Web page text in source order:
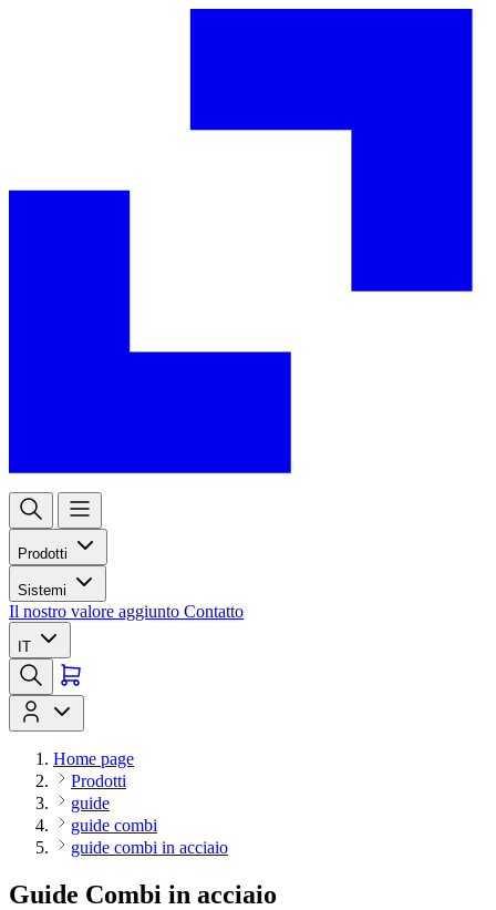
Prodotti
Sistemi
Il nostro valore aggiunto Contatto
IT
Home page
Prodotti
guide
guide combi
guide combi in acciaio
Guide Combi in acciaio